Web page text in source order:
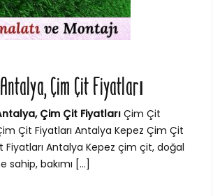
Çim Çit Fiyatları
Çim Çit Fiyatları Çim Çit
Çit Fiyatları Antalya Kepez Çim Çit
Fiyatları Antalya Kepez çim çit, doğal
bakımı […]